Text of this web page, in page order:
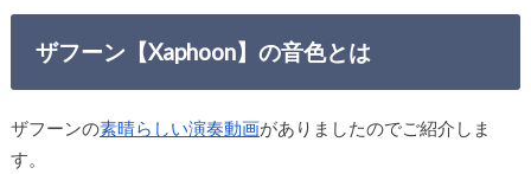
ザフーン【Xaphoon】の音色とは
ザフーンの素晴らしい演奏動画がありましたのでご紹介しま
す。